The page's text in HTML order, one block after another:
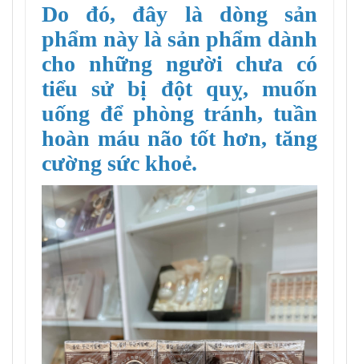
Do đó, đây là dòng sản
phẩm này là sản phẩm dành
cho những người chưa có
tiểu sử bị đột quỵ, muốn
uống để phòng tránh, tuần
hoàn máu não tốt hơn, tăng
cường sức khoẻ.